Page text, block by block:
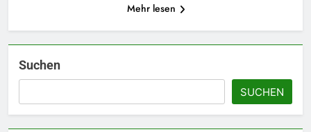
Mehr lesen
Suchen
SUCHEN
Details werten Sie jedes
Naturnah gärtnern: So locken